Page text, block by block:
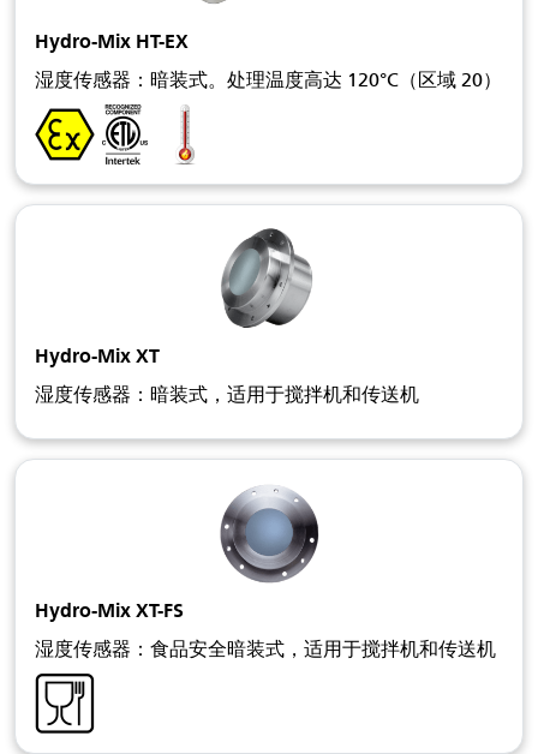
Hydro-Mix HT-EX
湿度传感器：暗装式。处理温度高达 120°C（区域 20）
Hydro-Mix XT
湿度传感器：暗装式，适用于搅拌机和传送机
Hydro-Mix XT-FS
湿度传感器：食品安全暗装式，适用于搅拌机和传送机